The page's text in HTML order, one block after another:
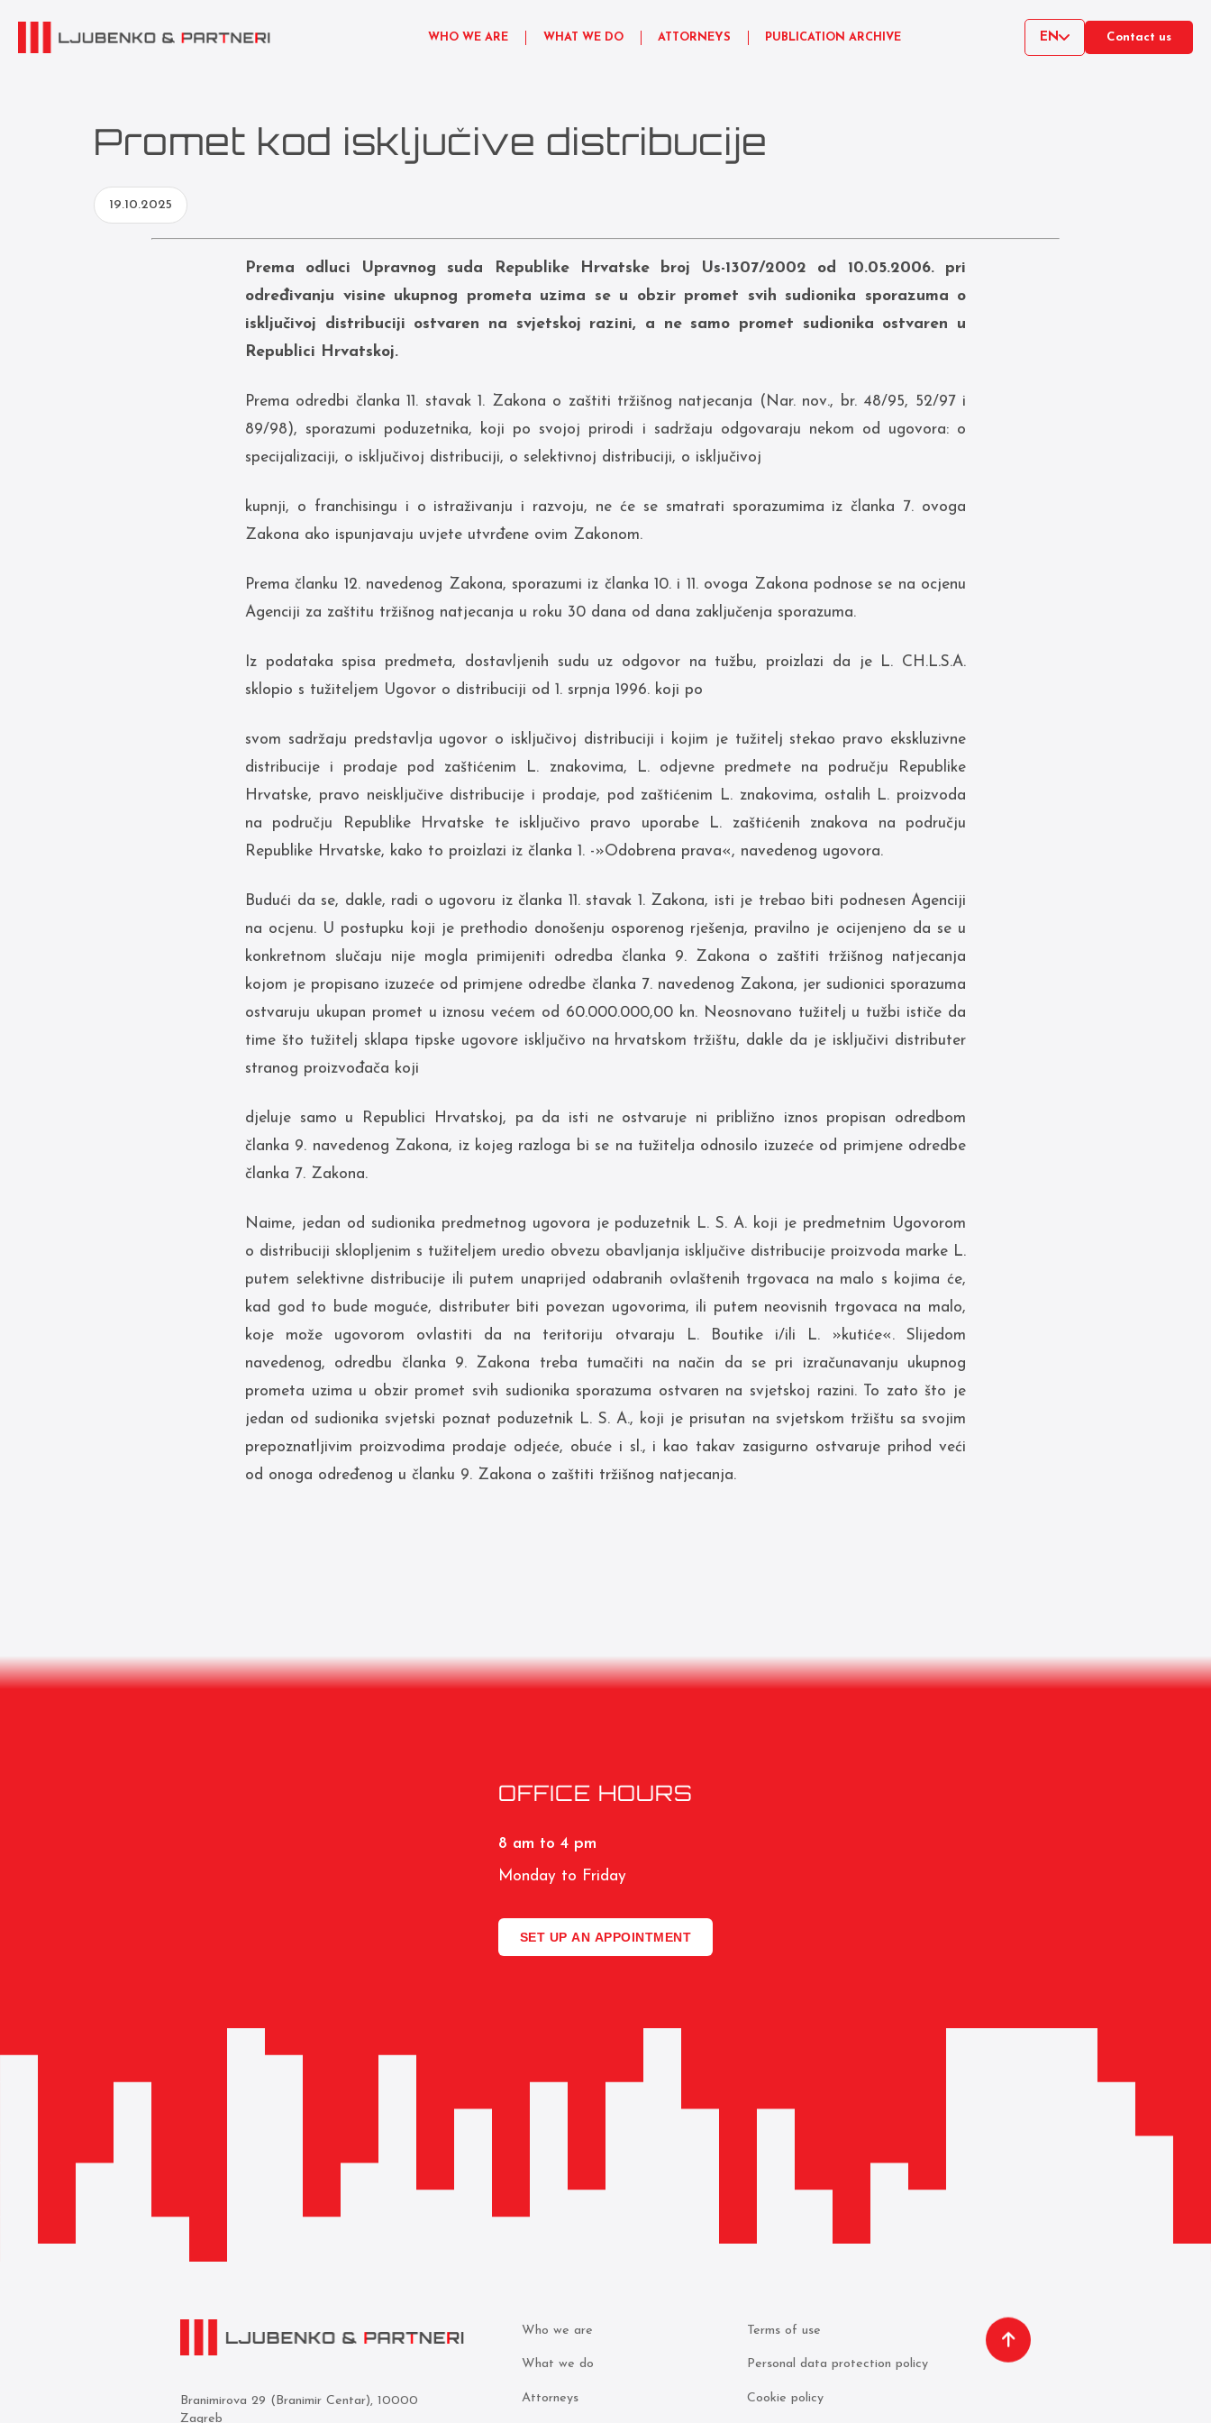
WHO WE ARE WHAT WE DO ATTORNEYS PUBLICATION ARCHIVE EN Contact us
Promet kod isključive distribucije
19.10.2025
Prema odluci Upravnog suda Republike Hrvatske broj Us-1307/2002 od 10.05.2006. pri
određivanju visine ukupnog prometa uzima se u obzir promet svih sudionika sporazuma o
isključivoj distribuciji ostvaren na svjetskoj razini, a ne samo promet sudionika ostvaren u
Republici Hrvatskoj.
Prema odredbi članka 11. stavak 1. Zakona o zaštiti tržišnog natjecanja (Nar. nov., br. 48/95, 52/97 i
89/98), sporazumi poduzetnika, koji po svojoj prirodi i sadržaju odgovaraju nekom od ugovora: o
specijalizaciji, o isključivoj distribuciji, o selektivnoj distribuciji, o isključivoj
kupnji, o franchisingu i o istraživanju i razvoju, ne će se smatrati sporazumima iz članka 7. ovoga
Zakona ako ispunjavaju uvjete utvrđene ovim Zakonom.
Prema članku 12. navedenog Zakona, sporazumi iz članka 10. i 11. ovoga Zakona podnose se na ocjenu
Agenciji za zaštitu tržišnog natjecanja u roku 30 dana od dana zaključenja sporazuma.
Iz podataka spisa predmeta, dostavljenih sudu uz odgovor na tužbu, proizlazi da je L. CH.L.S.A.
sklopio s tužiteljem Ugovor o distribuciji od 1. srpnja 1996. koji po
svom sadržaju predstavlja ugovor o isključivoj distribuciji i kojim je tužitelj stekao pravo ekskluzivne
distribucije i prodaje pod zaštićenim L. znakovima, L. odjevne predmete na području Republike
Hrvatske, pravo neisključive distribucije i prodaje, pod zaštićenim L. znakovima, ostalih L. proizvoda
na području Republike Hrvatske te isključivo pravo uporabe L. zaštićenih znakova na području
Republike Hrvatske, kako to proizlazi iz članka 1. -»Odobrena prava«, navedenog ugovora.
Budući da se, dakle, radi o ugovoru iz članka 11. stavak 1. Zakona, isti je trebao biti podnesen Agenciji
na ocjenu. U postupku koji je prethodio donošenju osporenog rješenja, pravilno je ocijenjeno da se u
konkretnom slučaju nije mogla primijeniti odredba članka 9. Zakona o zaštiti tržišnog natjecanja
kojom je propisano izuzeće od primjene odredbe članka 7. navedenog Zakona, jer sudionici sporazuma
ostvaruju ukupan promet u iznosu većem od 60.000.000,00 kn. Neosnovano tužitelj u tužbi ističe da
time što tužitelj sklapa tipske ugovore isključivo na hrvatskom tržištu, dakle da je isključivi distributer
stranog proizvođača koji
djeluje samo u Republici Hrvatskoj, pa da isti ne ostvaruje ni približno iznos propisan odredbom
članka 9. navedenog Zakona, iz kojeg razloga bi se na tužitelja odnosilo izuzeće od primjene odredbe
članka 7. Zakona.
Naime, jedan od sudionika predmetnog ugovora je poduzetnik L. S. A. koji je predmetnim Ugovorom
o distribuciji sklopljenim s tužiteljem uredio obvezu obavljanja isključive distribucije proizvoda marke L.
putem selektivne distribucije ili putem unaprijed odabranih ovlaštenih trgovaca na malo s kojima će,
kad god to bude moguće, distributer biti povezan ugovorima, ili putem neovisnih trgovaca na malo,
koje može ugovorom ovlastiti da na teritoriju otvaraju L. Boutike i/ili L. »kutiće«. Slijedom
navedenog, odredbu članka 9. Zakona treba tumačiti na način da se pri izračunavanju ukupnog
prometa uzima u obzir promet svih sudionika sporazuma ostvaren na svjetskoj razini. To zato što je
jedan od sudionika svjetski poznat poduzetnik L. S. A., koji je prisutan na svjetskom tržištu sa svojim
prepoznatljivim proizvodima prodaje odjeće, obuće i sl., i kao takav zasigurno ostvaruje prihod veći
od onoga određenog u članku 9. Zakona o zaštiti tržišnog natjecanja.
OFFICE HOURS
8 am to 4 pm
Monday to Friday
SET UP AN APPOINTMENT
Branimirova 29 (Branimir Centar), 10000
Zagreb
Who we are
What we do
Attorneys
Terms of use
Personal data protection policy
Cookie policy